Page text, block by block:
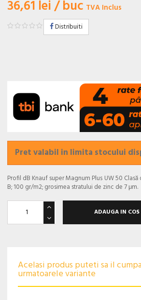
36,61 lei/ buc TVA Inclus
Distribuiti
Pret valabil in limita stocului
Profil dB Knauf super Magnum Plus UW 50
B; 100 gr/m2; grosimea stratului de zinc de 7 μm.
ADAUGA IN COS
Acelasi produs puteti sa il
urmatoarele variante